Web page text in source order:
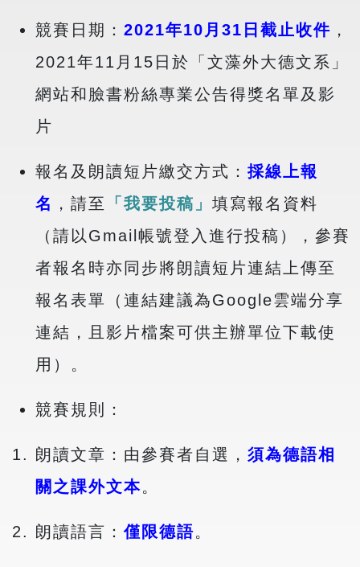
競賽日期： 2021年10月31日截止收件 ，
2021年11月15日於「文藻外大德文系」
網站和臉書粉絲專業公告得獎名單及影
片
報名及朗讀短片繳交方式： 採線上報
名 ，請至 「我要投稿」 填寫報名資料
（請以Gmail帳號登入進行投稿），參賽
者報名時亦同步將朗讀短片連結上傳至
報名表單（連結建議為Google雲端分享
連結，且影片檔案可供主辦單位下載使
用）。
競賽規則：
朗讀文章：由參賽者自選， 須為德語相
關之課外文本。
朗讀語言：僅限德語。